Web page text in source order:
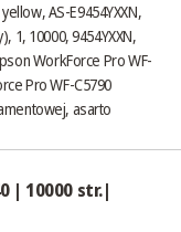
AS-E9454YXXN,
1, 10000, 9454YXXN,
WorkForce Pro WF-
Pro WF-C5790
asarto
| 10000 str.|